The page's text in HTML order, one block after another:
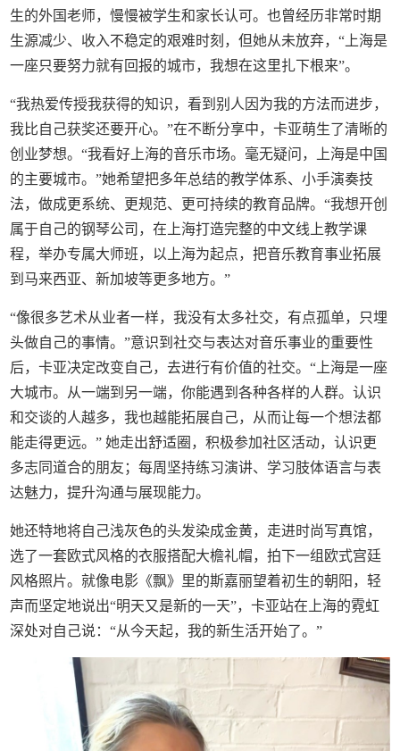
生的外国老师，慢慢被学生和家长认可。也曾经历非常时期
生源减少、收入不稳定的艰难时刻，但她从未放弃，“上海是
一座只要努力就有回报的城市，我想在这里扎下根来”。
“我热爱传授我获得的知识，看到别人因为我的方法而进步，
我比自己获奖还要开心。”在不断分享中，卡亚萌生了清晰的
创业梦想。“我看好上海的音乐市场。毫无疑问，上海是中国
的主要城市。”她希望把多年总结的教学体系、小手演奏技
法，做成更系统、更规范、更可持续的教育品牌。“我想开创
属于自己的钢琴公司，在上海打造完整的中文线上教学课
程，举办专属大师班，以上海为起点，把音乐教育事业拓展
到马来西亚、新加坡等更多地方。”
“像很多艺术从业者一样，我没有太多社交，有点孤单，只埋
头做自己的事情。”意识到社交与表达对音乐事业的重要性
后，卡亚决定改变自己，去进行有价值的社交。“上海是一座
大城市。从一端到另一端，你能遇到各种各样的人群。认识
和交谈的人越多，我也越能拓展自己，从而让每一个想法都
能走得更远。” 她走出舒适圈，积极参加社区活动，认识更
多志同道合的朋友；每周坚持练习演讲、学习肢体语言与表
达魅力，提升沟通与展现能力。
她还特地将自己浅灰色的头发染成金黄，走进时尚写真馆，
选了一套欧式风格的衣服搭配大檐礼帽，拍下一组欧式宫廷
风格照片。就像电影《飘》里的斯嘉丽望着初生的朝阳，轻
声而坚定地说出“明天又是新的一天”，卡亚站在上海的霓虹
深处对自己说：“从今天起，我的新生活开始了。”